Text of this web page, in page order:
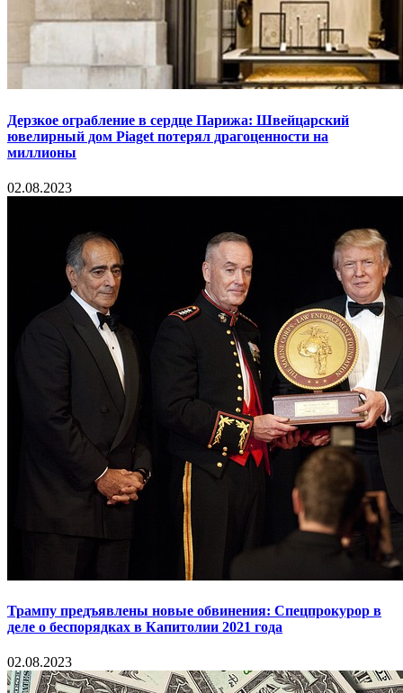
Дерзкое ограбление в сердце Парижа: Швейцарский
ювелирный дом Piaget потерял драгоценности на
миллионы
02.08.2023
Трампу предъявлены новые обвинения: Спецпрокурор в
деле о беспорядках в Капитолии 2021 года
02.08.2023